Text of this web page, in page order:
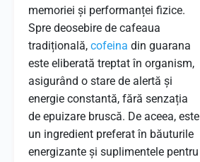
memoriei și performanței fizice.
Spre deosebire de cafeaua
tradițională, cofeina din guarana
este eliberată treptat în organism,
asigurând o stare de alertă și
energie constantă, fără senzația
de epuizare bruscă. De aceea, este
un ingredient preferat în băuturile
energizante și suplimentele pentru